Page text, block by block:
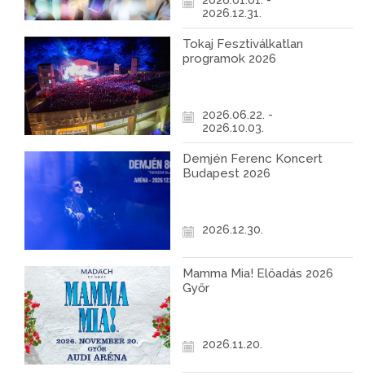
2026.12.31.
Tokaj Fesztiválkatlan
programok 2026
2026.06.22. -
2026.10.03.
Demjén Ferenc Koncert
Budapest 2026
2026.12.30.
Mamma Mia! Előadás 2026
Győr
2026.11.20.